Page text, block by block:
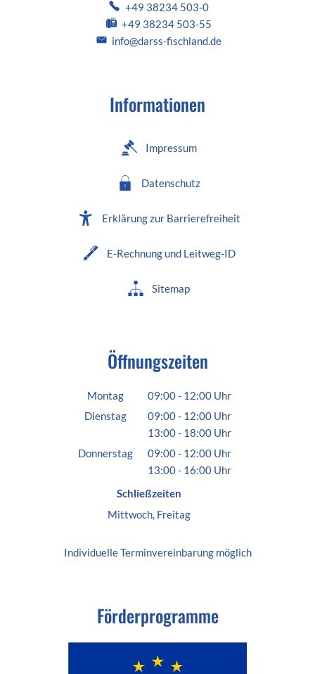
+49 38234 503-0
+49 38234 503-55
info@darss-fischland.de
Informationen
Impressum
Datenschutz
Erklärung zur Barrierefreiheit
E-Rechnung und Leitweg-ID
Sitemap
Öffnungszeiten
Montag 09:00- 12:00Uhr
Von 09:00 bis 12:00 Uhr
Dienstag 09:00- 12:00Uhr
Von 09:00 bis 12:00 Uhr
13:00- 18:00Uhr
Von 13:00 bis 18:00 Uhr
Donnerstag 09:00- 12:00Uhr
Von 09:00 bis 12:00 Uhr
13:00- 16:00Uhr
Schließzeiten
Mittwoch, Freitag
IndividuelleTerminvereinbarungmöglich
Förderprogramme